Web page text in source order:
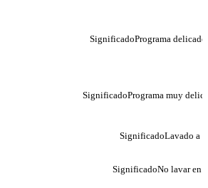
SignificadoPrograma
SignificadoPrograma muy
SignificadoLavado a
SignificadoNo lavar en